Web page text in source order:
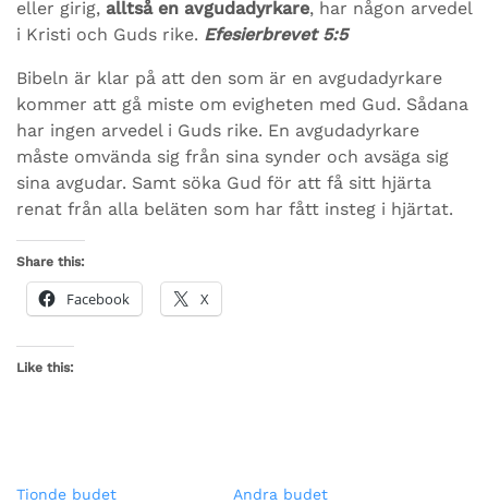
eller girig, alltså en avgudadyrkare, har någon arvedel
i Kristi och Guds rike. Efesierbrevet 5:5
Bibeln är klar på att den som är en avgudadyrkare
kommer att gå miste om evigheten med Gud. Sådana
har ingen arvedel i Guds rike. En avgudadyrkare
måste omvända sig från sina synder och avsäga sig
sina avgudar. Samt söka Gud för att få sitt hjärta
renat från alla beläten som har fått insteg i hjärtat.
Share this:
Facebook X
Like this:
Tionde budet
Andra budet